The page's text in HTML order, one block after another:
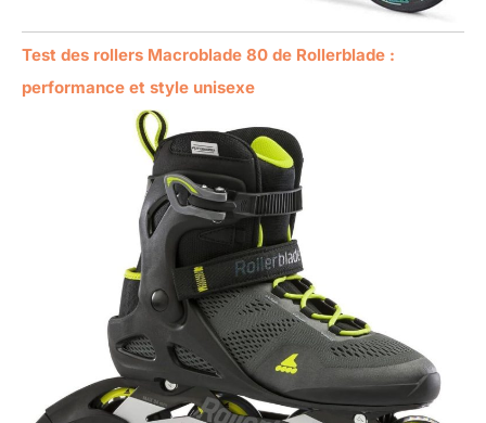
Test des rollers Macroblade 80 de Rollerblade :
performance et style unisexe